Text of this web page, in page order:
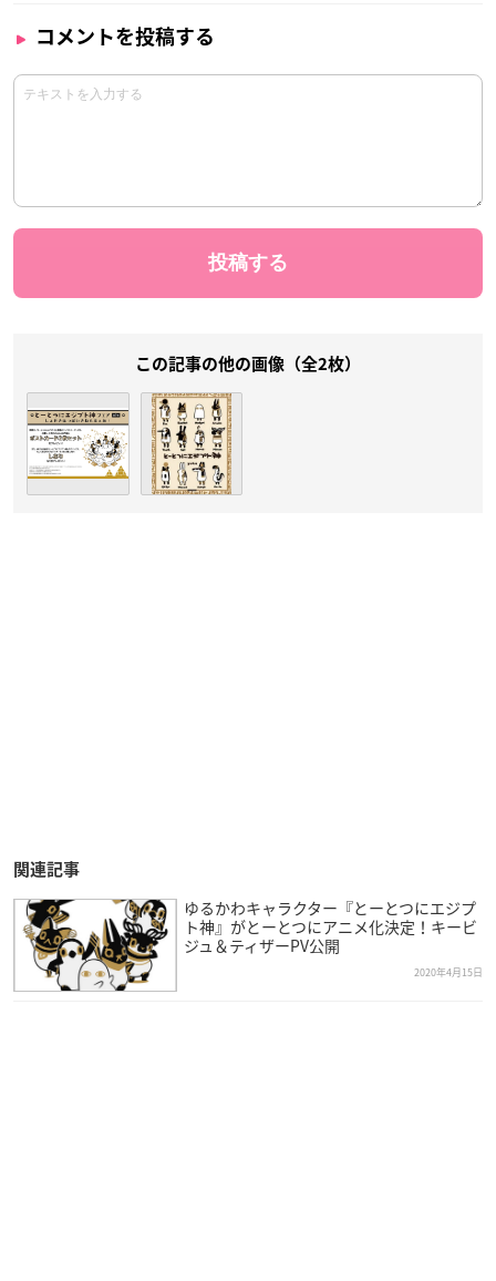
コメントを投稿する
この記事の他の画像（全2枚）
関連記事
ゆるかわキャラクター『とーとつにエジプ
ト神』がとーとつにアニメ化決定！キービ
ジュ＆ティザーPV公開
2020年4月15日